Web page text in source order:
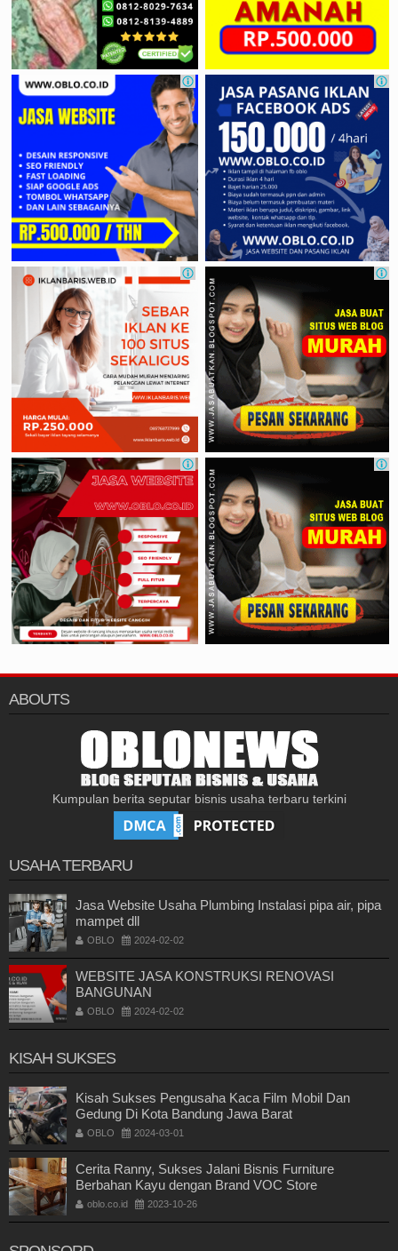
ABOUTS
Kumpulan berita seputar bisnis usaha terbaru terkini
USAHA TERBARU
Jasa Website Usaha Plumbing Instalasi pipa air, pipa
mampet dll
OBLO 2024-02-02
WEBSITE JASA KONSTRUKSI RENOVASI
BANGUNAN
OBLO 2024-02-02
KISAH SUKSES
Kisah Sukses Pengusaha Kaca Film Mobil Dan
Gedung Di Kota Bandung Jawa Barat
OBLO 2024-03-01
Cerita Ranny, Sukses Jalani Bisnis Furniture
Berbahan Kayu dengan Brand VOC Store
oblo.co.id 2023-10-26